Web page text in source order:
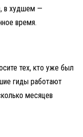
в худшем —
время.
тех, кто уже был
гиды работают
месяцев